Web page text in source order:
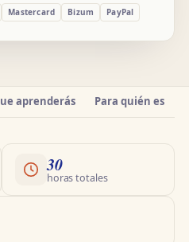
Mastercard Bizum PayPal
aprenderás Para quién es
30
horas totales